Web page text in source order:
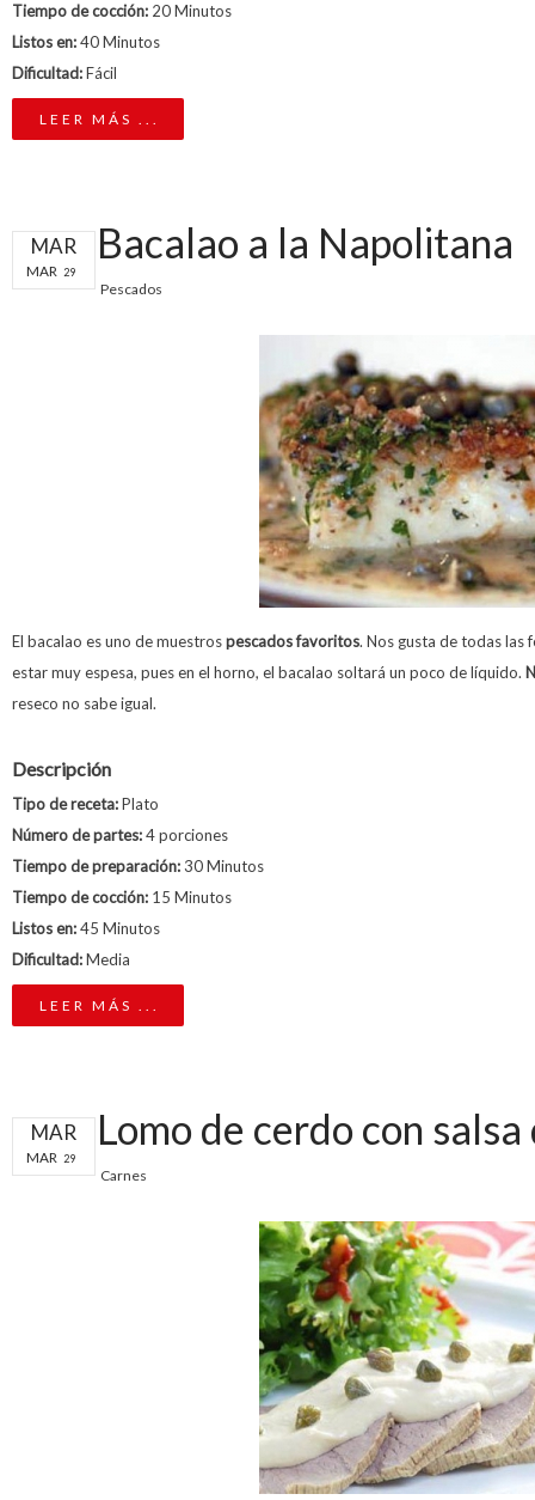
Tiempo de cocción: 20 Minutos
Listos en:40 Minutos
Dificultad:Fácil
LEER MÁS ...
MAR
MAR 29
Bacalao a la Napolitana
Pescados
El bacalao es uno de muestrospescados favoritos. Nos gusta de todas las
estar muy espesa, pues en el horno, el bacalao soltará un poco de líquido.
reseco no sabe igual.
Descripción
Tipo de receta:Plato
Número de partes:4 porciones
Tiempo de preparación:30 Minutos
Tiempo de cocción: 15 Minutos
Listos en:45 Minutos
Dificultad:Media
LEER MÁS ...
MAR
MAR 29
Lomo de cerdo con
Carnes